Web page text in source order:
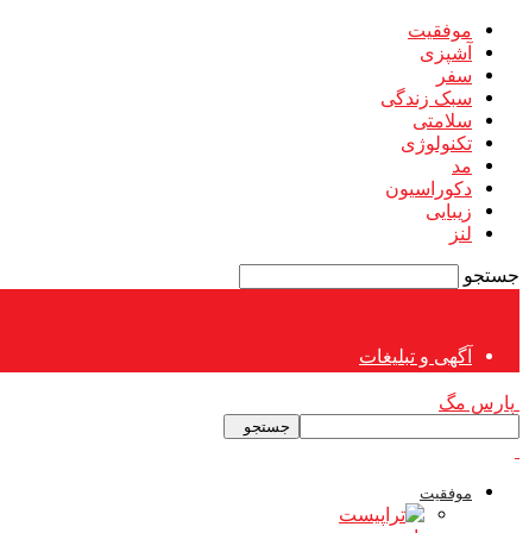
موفقیت
آشپزی
سفر
سبک زندگی
سلامتی
تکنولوژی
مد
دکوراسیون
زیبایی
لنز
جستجو
آگهی و تبلیغات
پارس مگ
موفقیت